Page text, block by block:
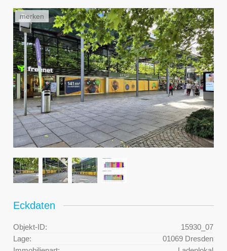
merken
Eckdaten
Objekt-ID:
15930_07
Lage:
01069 Dresden